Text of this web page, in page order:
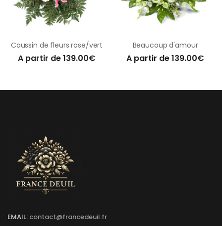
Coussin de fleurs rose/vert
A partir de 139.00€
Beaucoup d'amour
A partir de 139.00€
EMAIL: contact@francedeuil.fr